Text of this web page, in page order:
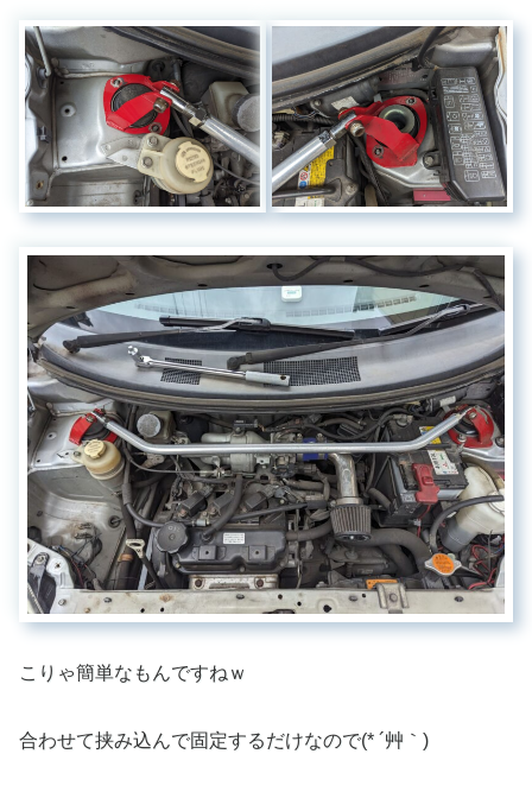
こりゃ簡単なもんですねｗ
合わせて挟み込んで固定するだけなので(* ´艸｀)